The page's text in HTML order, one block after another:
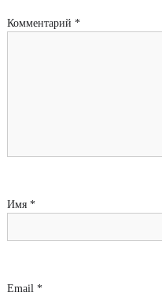
Комментарий *
Имя *
Email *